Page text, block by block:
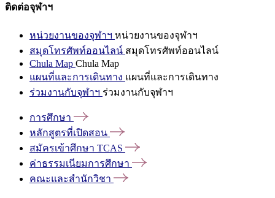
ติดต่อจุฬาฯ
หน่วยงานของจุฬาฯ หน่วยงานของจุฬาฯ
สมุดโทรศัพท์ออนไลน์ สมุดโทรศัพท์ออนไลน์
Chula Map Chula Map
แผนที่และการเดินทาง แผนที่และการเดินทาง
ร่วมงานกับจุฬาฯ ร่วมงานกับจุฬาฯ
การศึกษา
หลักสูตรที่เปิดสอน
สมัครเข้าศึกษา TCAS
ค่าธรรมเนียมการศึกษา
คณะและสำนักวิชา